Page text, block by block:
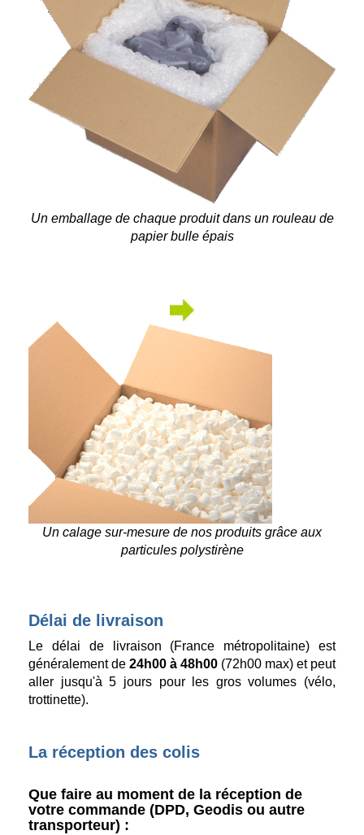
Un emballage de chaque produit dans un rouleau de
papier bulle épais
Un calage sur-mesure de nos produits grâce aux
particules polystirène
Délai de livraison
Le délai de livraison (France métropolitaine) est
généralement de 24h00 à 48h00 (72h00 max) et peut
aller jusqu'à 5 jours pour les gros volumes (vélo,
trottinette).
La réception des colis
Que faire au moment de la réception de
votre commande (DPD, Geodis ou autre
transporteur) :